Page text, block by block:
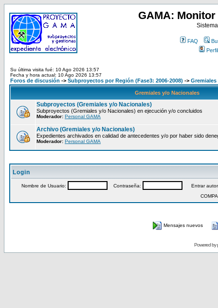
GAMA:
FAQ
Perfil
Su última visita fué: 10 Ago 2026 13:57
Fecha y hora actual: 10 Ago 2026 13:57
Foros de discusión -> Subproyectos por Región (Fase3: 2006-2008) -> Gremiales
Gremiales y/o Nacionales
Subproyectos (Gremiales y/o Nacionales)
Subproyectos (Gremiales y/o Nacionales) en ejecución y/o concluidos
Moderador: Personal GAMA
Archivo (Gremiales y/o Nacionales)
Expedientes archivados en calidad de antecedentes y/o por haber sido
Moderador: Personal GAMA
Login
Nombre de Usuario: Contraseña:
Entrar
Mensajes nuevos
Powered by